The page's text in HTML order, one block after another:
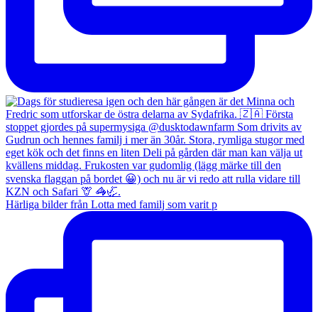
Härliga bilder från Lotta med familj som varit p